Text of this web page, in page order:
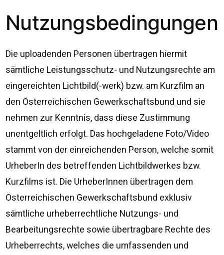
Nutzungsbedingungen
Die uploadenden Personen übertragen hiermit
sämtliche Leistungsschutz- und Nutzungsrechte am
eingereichten Lichtbild(-werk) bzw. am Kurzfilm an
den Österreichischen Gewerkschaftsbund und sie
nehmen zur Kenntnis, dass diese Zustimmung
unentgeltlich erfolgt. Das hochgeladene Foto/Video
stammt von der einreichenden Person, welche somit
UrheberIn des betreffenden Lichtbildwerkes bzw.
Kurzfilms ist. Die UrheberInnen übertragen dem
Österreichischen Gewerkschaftsbund exklusiv
sämtliche urheberrechtliche Nutzungs- und
Bearbeitungsrechte sowie übertragbare Rechte des
Urheberrechts, welches die umfassenden und